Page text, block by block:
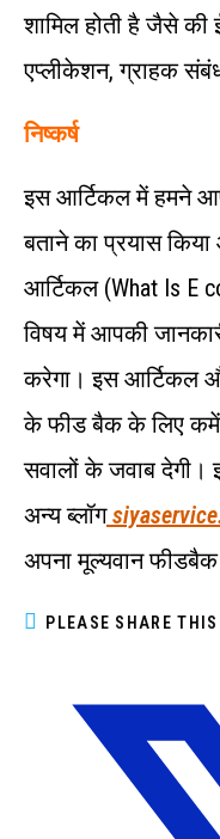
शामिल होती है जैसे
एप्लीकेशन, ग्राहक
निष्कर्ष
इस आर्टिकल में हमने
बताने का प्रयास
आर्टिकल (What Is E
विषय में आपकी
करेगा। इस आर्टिकल
के फीड बैक के लिए
सवालों के जवाब देगी।
अन्य ब्लॉग
अपना मूल्यवान
PLEASE SHARE THIS